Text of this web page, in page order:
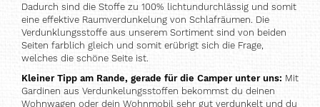
Dadurch sind die Stoffe zu 100% lichtundurchlässig und somit
eine effektive Raumverdunkelung von Schlafräumen. Die
Verdunklungsstoffe aus unserem Sortiment sind von beiden
Seiten farblich gleich und somit erübrigt sich die Frage,
welches die schöne Seite ist.
Kleiner Tipp am Rande, gerade für die Camper unter uns: Mit
Gardinen aus Verdunkelungsstoffen bekommst du deinen
Wohnwagen oder dein Wohnmobil sehr gut verdunkelt und du